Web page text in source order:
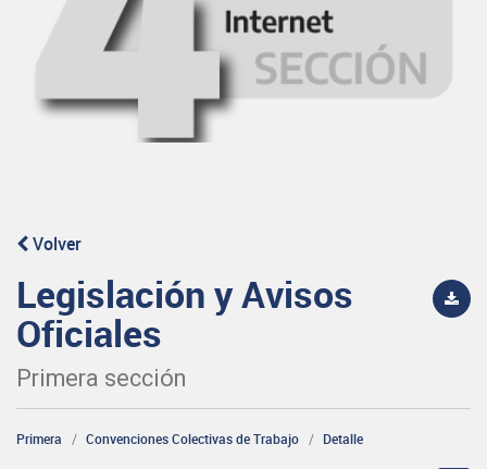
Volver
Legislación y Avisos
Oficiales
Primera sección
Primera Convenciones Colectivas de Trabajo Detalle